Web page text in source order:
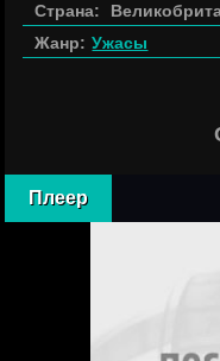
Страна:
Жанр: Ужасы
Плеер